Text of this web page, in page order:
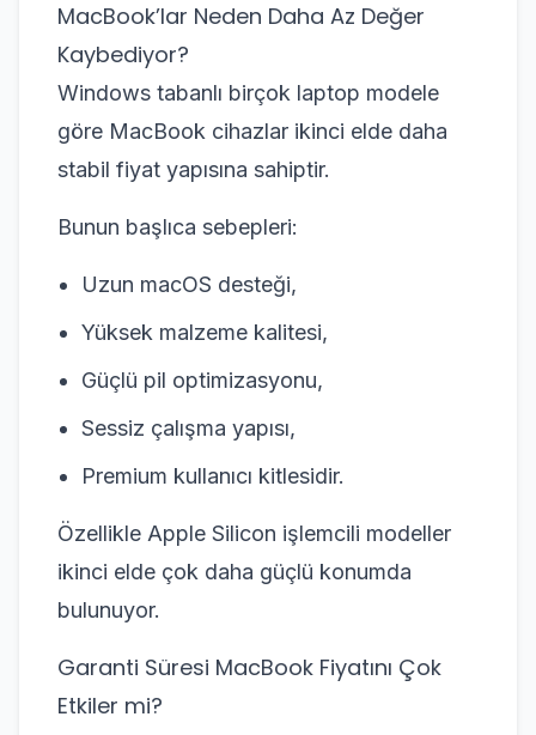
MacBook’lar Neden Daha Az Değer
Kaybediyor?
Windows tabanlı birçok laptop modele
göre MacBook cihazlar ikinci elde daha
stabil fiyat yapısına sahiptir.
Bunun başlıca sebepleri:
Uzun macOS desteği,
Yüksek malzeme kalitesi,
Güçlü pil optimizasyonu,
Sessiz çalışma yapısı,
Premium kullanıcı kitlesidir.
Özellikle Apple Silicon işlemcili modeller
ikinci elde çok daha güçlü konumda
bulunuyor.
Garanti Süresi MacBook Fiyatını Çok
Etkiler mi?